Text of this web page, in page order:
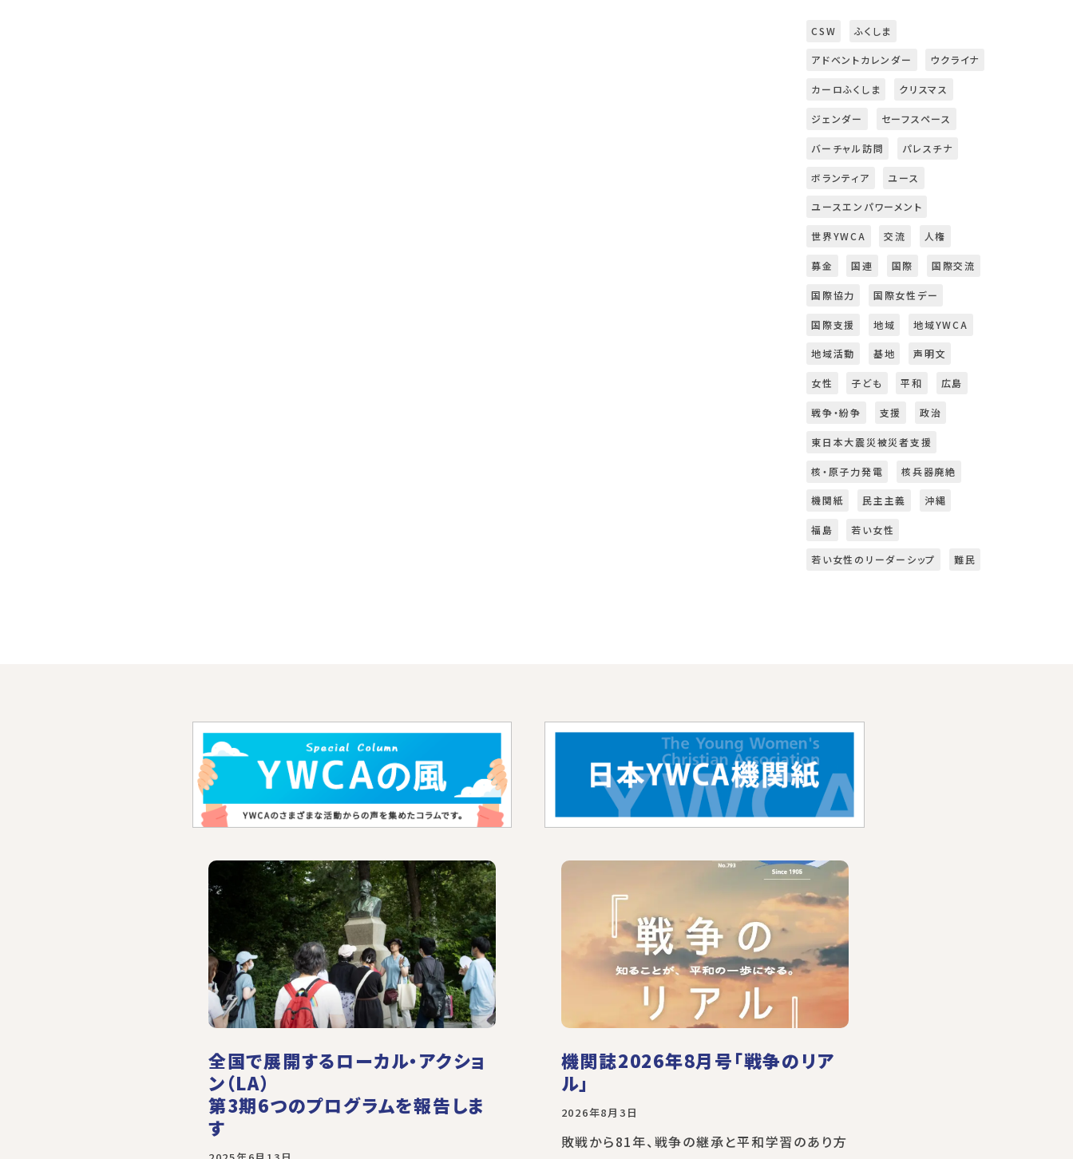
CSW ふくしま
アドベントカレンダー ウクライナ
カーロふくしま クリスマス
ジェンダー セーフスペース
バーチャル訪問 パレスチナ
ボランティア ユース
ユースエンパワーメント
世界YWCA 交流 人権
募金 国連 国際 国際交流
国際協力 国際女性デー
国際支援 地域 地域YWCA
地域活動 基地 声明文
女性 子ども 平和 広島
戦争・紛争 支援 政治
東日本大震災被災者支援
核・原子力発電 核兵器廃絶
機関紙 民主主義 沖縄
福島 若い女性
若い女性のリーダーシップ 難民
全国で展開するローカル・アクショ
ン（LA）
第3期6つのプログラムを報告しま
す
機関誌2026年8月号「戦争のリア
ル」
2026年8月3日
敗戦から81年、戦争の継承と平和学習のあり方